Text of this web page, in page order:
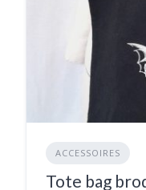
ACCESSOIRES
Tote bag